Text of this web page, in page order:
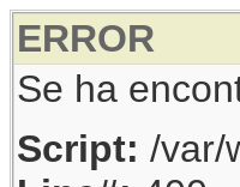
ERROR
Se ha
Script: /var/